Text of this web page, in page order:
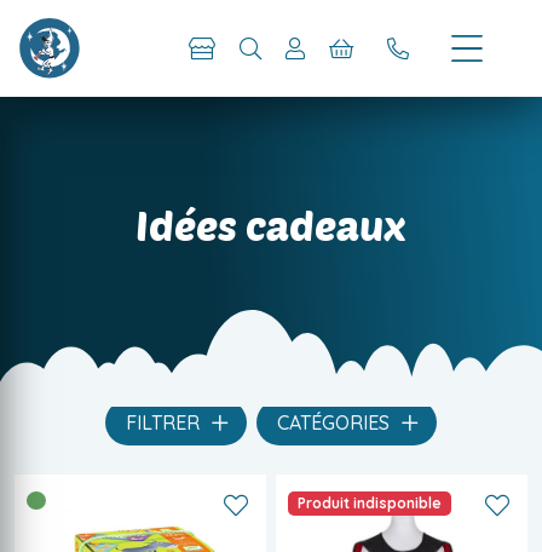
Idées cadeaux
FILTRER CATÉGORIES
Produit indisponible